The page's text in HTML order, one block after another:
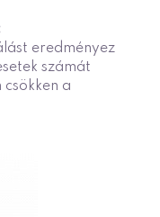
eredményez
számát
a